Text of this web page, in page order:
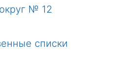
№ 12
списки